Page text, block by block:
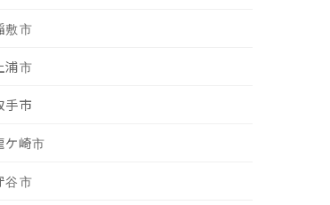
敷市
浦市
手市
ケ崎市
谷市